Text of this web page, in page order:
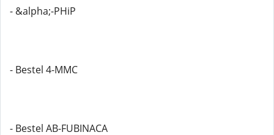
- &alpha;-PHiP
- Bestel 4-MMC
- Bestel AB-FUBINACA